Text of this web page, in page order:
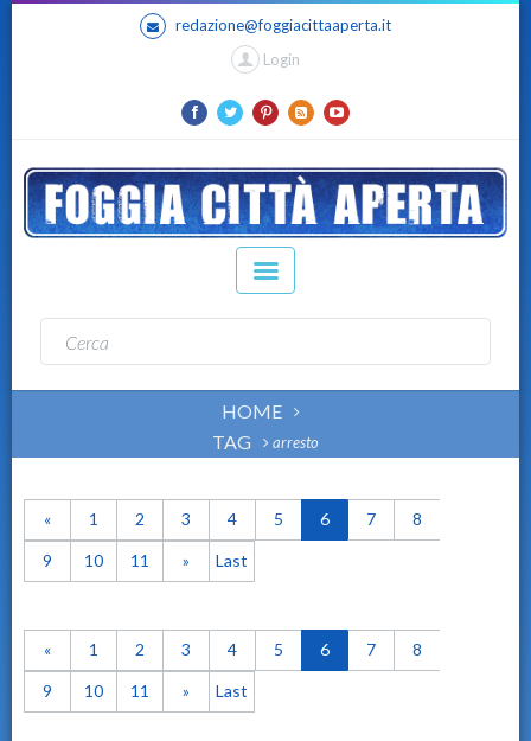
redazione@foggiacittaaperta.it
Login
HOME
TAG
arresto
« 1 2 3 4 5 6 7 8
9 10 11 » Last
« 1 2 3 4 5 6 7 8
9 10 11 » Last